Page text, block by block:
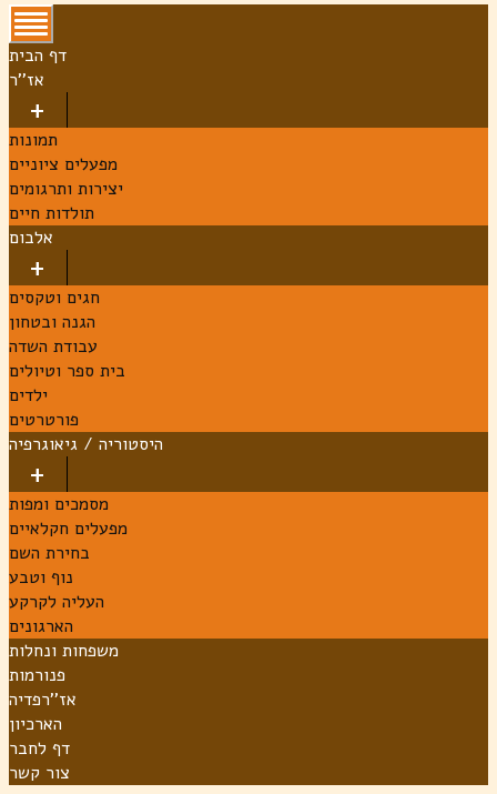
דף הבית
אז''ר
תמונות
מפעלים ציוניים
יצירות ותרגומים
תולדות חיים
אלבום
חגים וטקסים
הגנה ובטחון
עבודת השדה
בית ספר וטיולים
ילדים
פורטרטים
היסטוריה / גיאוגרפיה
מסמכים ומפות
מפעלים חקלאיים
בחירת השם
נוף וטבע
העליה לקרקע
הארגונים
משפחות ונחלות
פנורמות
אז''רפדיה
הארכיון
דף לחבר
צור קשר